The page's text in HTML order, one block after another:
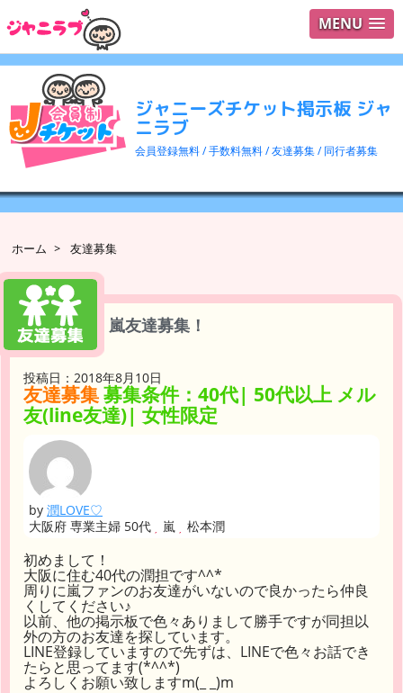
MENU
ジャニーズチケット掲示板 ジャ
ニラブ
会員登録無料 / 手数料無料 / 友達募集 / 同行者募集
ログイ
検索
ホーム > 友達募集
嵐友達募集！
投稿日：2018年8月10日
友達募集募集条件：40代| 50代以上 メル
友(line友達)| 女性限定
by 潤LOVE♡
大阪府 専業主婦 50代
嵐 松本潤
初めまして！
大阪に住む40代の潤担です^^*
周りに嵐ファンのお友達がいないので良かったら仲良
くしてください♪
以前、他の掲示板で色々ありまして勝手ですが同担以
外の方のお友達を探しています。
LINE登録していますので先ずは、LINEで色々お話でき
たらと思ってます(*^^*)
よろしくお願い致しますm(_ _)m